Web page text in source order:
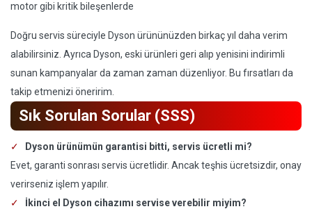
motor gibi kritik bileşenlerde
Doğru servis süreciyle Dyson ürününüzden birkaç yıl daha verim
alabilirsiniz. Ayrıca Dyson, eski ürünleri geri alıp yenisini indirimli
sunan kampanyalar da zaman zaman düzenliyor. Bu fırsatları da
takip etmenizi öneririm.
Sık Sorulan Sorular (SSS)
Dyson ürünümün garantisi bitti, servis ücretli mi?
Evet, garanti sonrası servis ücretlidir. Ancak teşhis ücretsizdir, onay
verirseniz işlem yapılır.
İkinci el Dyson cihazımı servise verebilir miyim?